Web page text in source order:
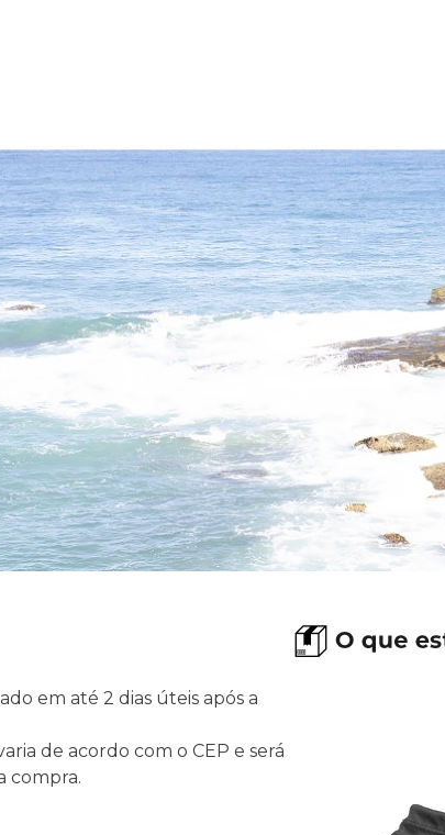
em até 2 dias úteis após a
de acordo com o CEP e será
compra.